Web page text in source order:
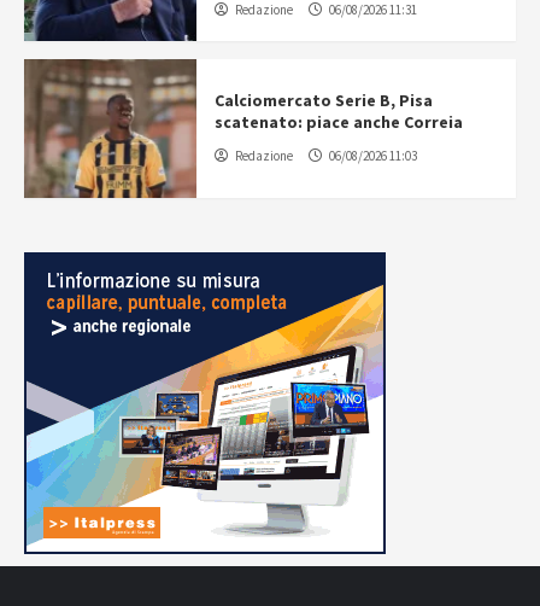
Redazione 06/08/2026 11:31
Calciomercato Serie B, Pisa
scatenato: piace anche Correia
Redazione 06/08/2026 11:03